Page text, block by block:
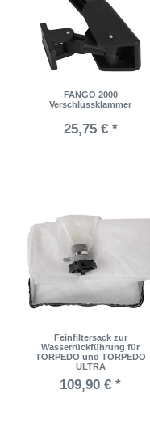
FANGO 2000
Verschlussklammer
25,75 € *
Feinfiltersack zur
Wasserrückführung für
TORPEDO und TORPEDO
ULTRA
109,90 € *